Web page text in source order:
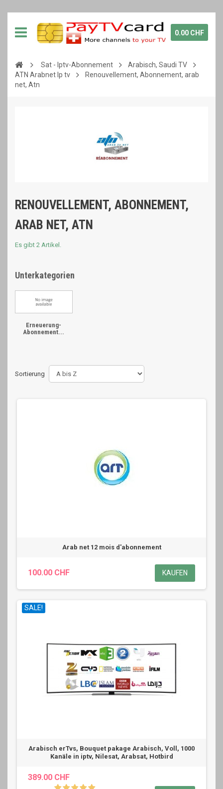
0.00 CHF
Sat - Iptv-Abonnement
Arabisch, Saudi TV
ATN Arabnet Ip tv
Renouvellement, Abonnement, arab
net, Atn
RENOUVELLEMENT, ABONNEMENT,
ARAB NET, ATN
Es gibt 2 Artikel.
Unterkategorien
Erneuerung-
Abonnement...
Sortierung
Arab net 12 mois d'abonnement
100.00 CHF KAUFEN
SALE!
Arabisch erTvs, Bouquet pakage Arabisch, Voll, 1000
Kanäle in iptv, Nilesat, Arabsat, Hotbird
389.00 CHF